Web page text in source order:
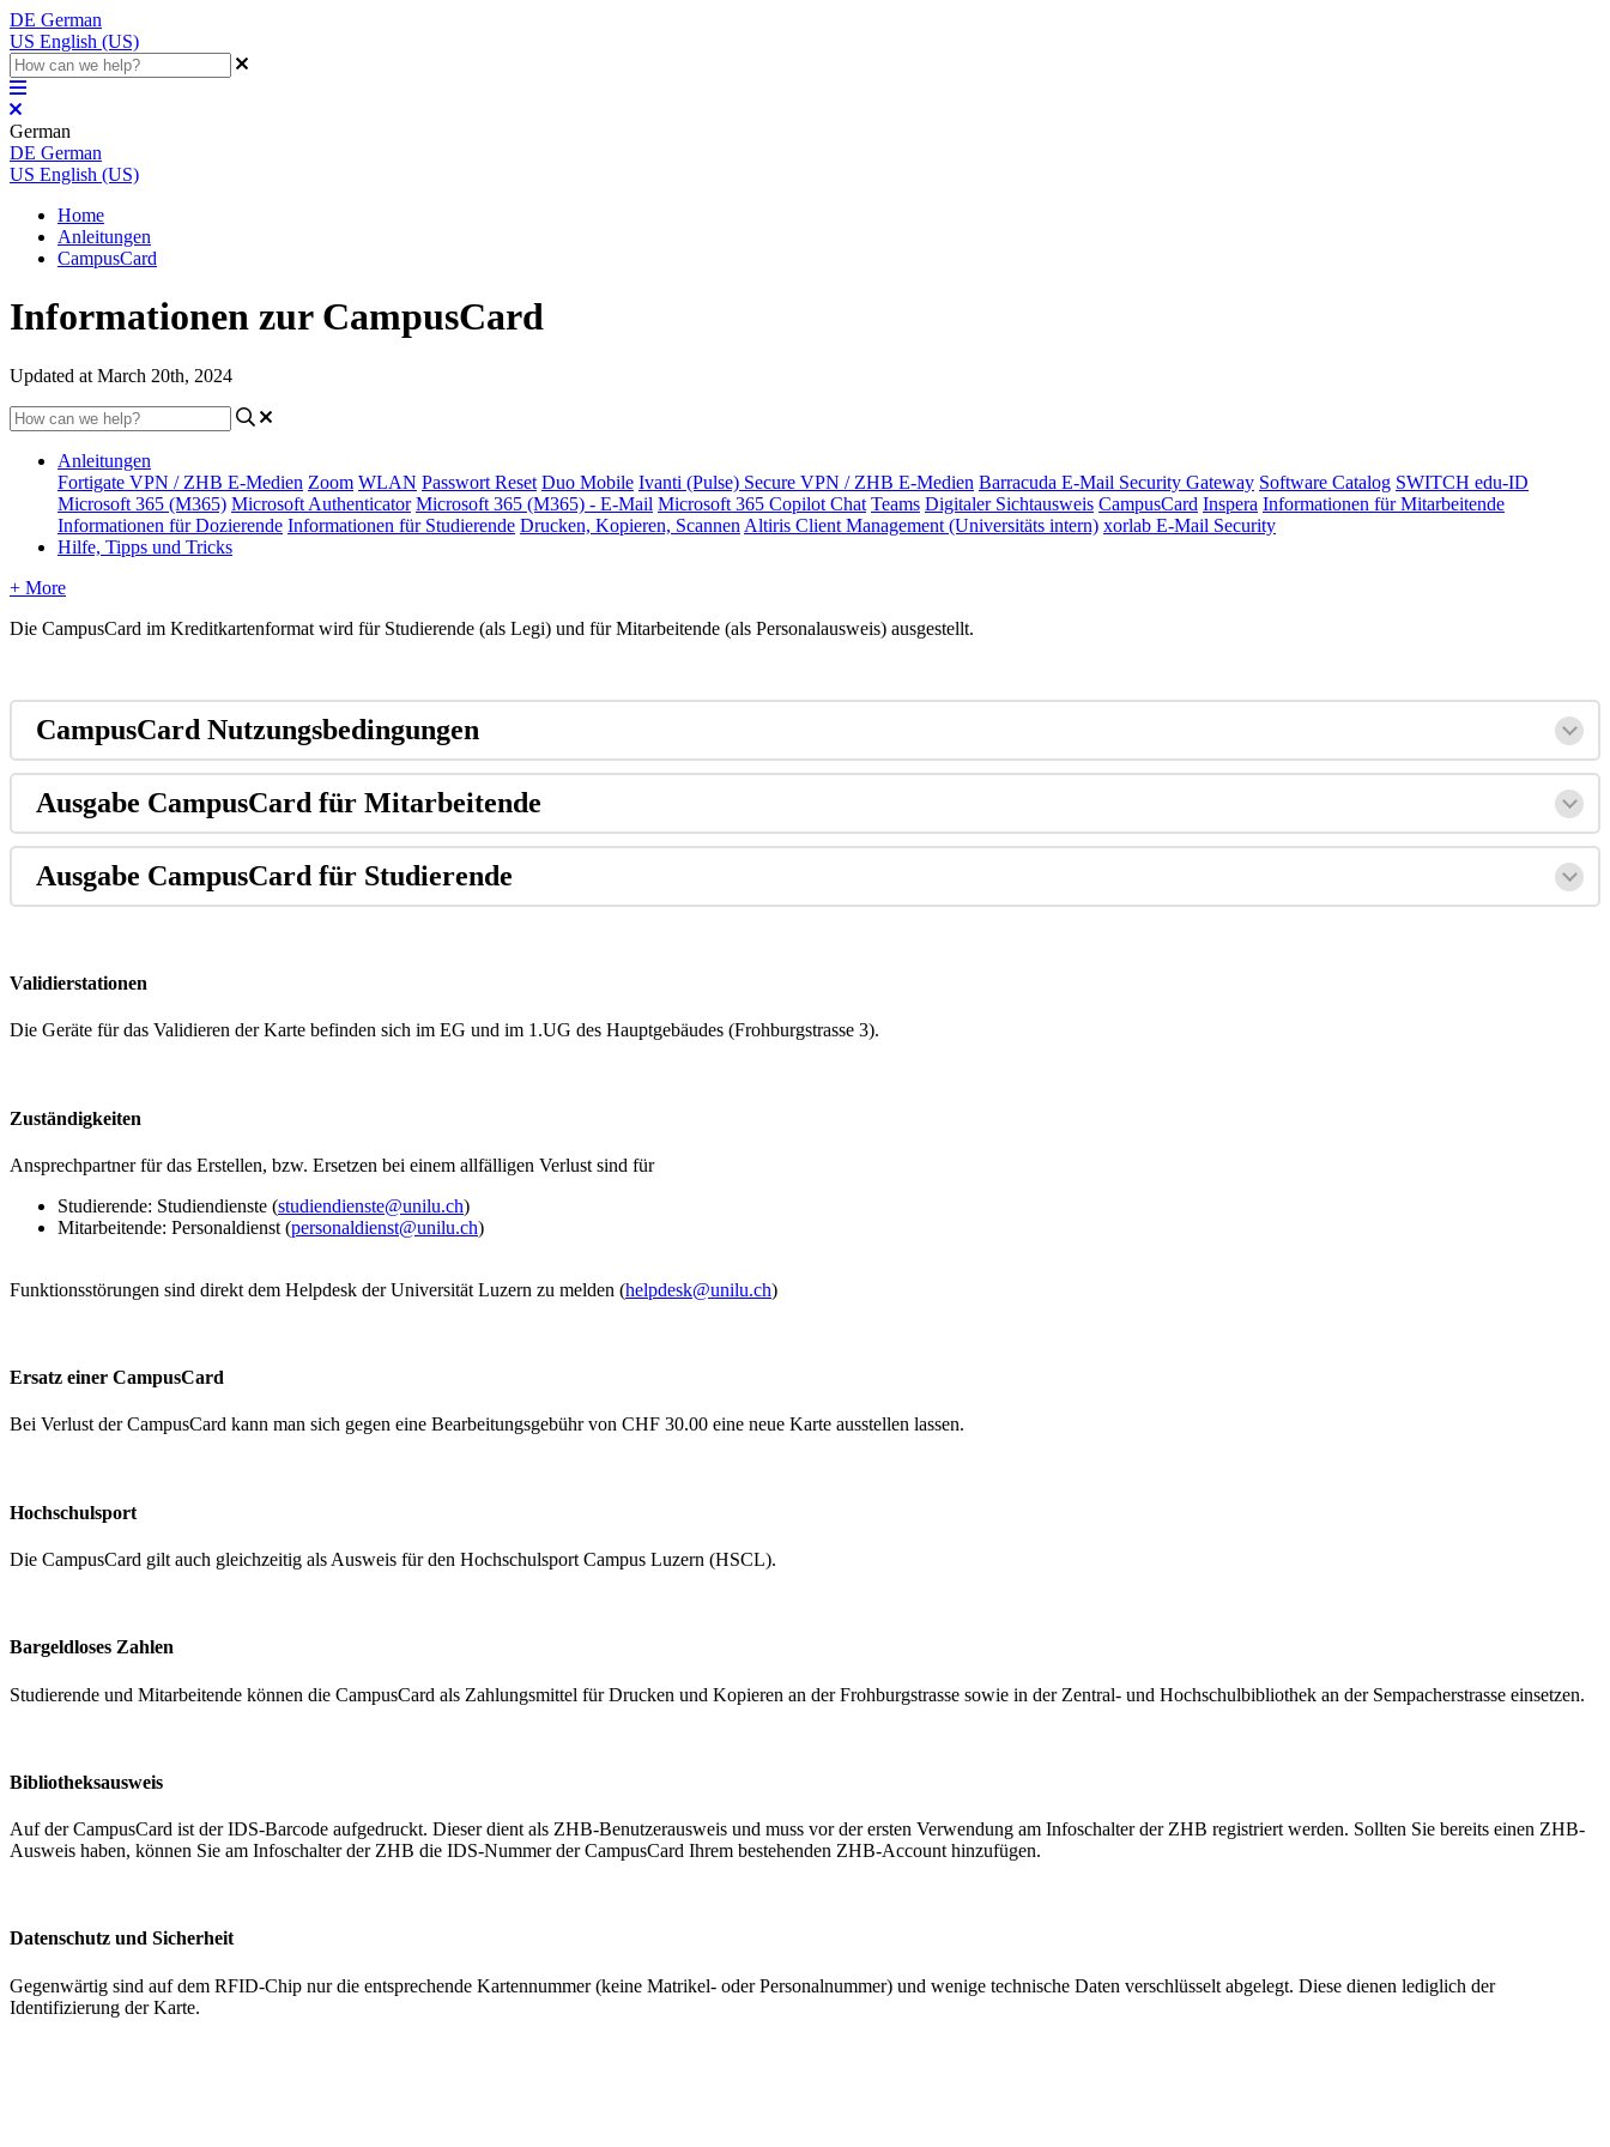
DE German
US English (US)
German
DE German
US English (US)
Home
Anleitungen
CampusCard
Informationen zur CampusCard
Updated at March 20th, 2024
Anleitungen
Fortigate VPN / ZHB E-Medien Zoom WLAN Passwort Reset Duo Mobile Ivanti (Pulse) Secure VPN / ZHB E-Medien Barracuda E-Mail Security Gateway Software Catalog SWITCH edu-ID
Microsoft 365 (M365) Microsoft Authenticator Microsoft 365 (M365) - E-Mail Microsoft 365 Copilot Chat Teams Digitaler Sichtausweis CampusCard Inspera Informationen für Mitarbeitende
Informationen für Dozierende Informationen für Studierende Drucken, Kopieren, Scannen Altiris Client Management (Universitäts intern) xorlab E-Mail Security
Hilfe, Tipps und Tricks
+ More
Die CampusCard im Kreditkartenformat wird für Studierende (als Legi) und für Mitarbeitende (als Personalausweis) ausgestellt.
CampusCard Nutzungsbedingungen
Ausgabe CampusCard für Mitarbeitende
Ausgabe CampusCard für Studierende
Validierstationen
Die Geräte für das Validieren der Karte befinden sich im EG und im 1.UG des Hauptgebäudes (Frohburgstrasse 3).
Zuständigkeiten
Ansprechpartner für das Erstellen, bzw. Ersetzen bei einem allfälligen Verlust sind für
Studierende: Studiendienste (studiendienste@unilu.ch)
Mitarbeitende: Personaldienst (personaldienst@unilu.ch)
Funktionsstörungen sind direkt dem Helpdesk der Universität Luzern zu melden (helpdesk@unilu.ch)
Ersatz einer CampusCard
Bei Verlust der CampusCard kann man sich gegen eine Bearbeitungsgebühr von CHF 30.00 eine neue Karte ausstellen lassen.
Hochschulsport
Die CampusCard gilt auch gleichzeitig als Ausweis für den Hochschulsport Campus Luzern (HSCL).
Bargeldloses Zahlen
Studierende und Mitarbeitende können die CampusCard als Zahlungsmittel für Drucken und Kopieren an der Frohburgstrasse sowie in der Zentral- und Hochschulbibliothek an der Sempacherstrasse einsetzen.
Bibliotheksausweis
Auf der CampusCard ist der IDS-Barcode aufgedruckt. Dieser dient als ZHB-Benutzerausweis und muss vor der ersten Verwendung am Infoschalter der ZHB registriert werden. Sollten Sie bereits einen ZHB-
Ausweis haben, können Sie am Infoschalter der ZHB die IDS-Nummer der CampusCard Ihrem bestehenden ZHB-Account hinzufügen.
Datenschutz und Sicherheit
Gegenwärtig sind auf dem RFID-Chip nur die entsprechende Kartennummer (keine Matrikel- oder Personalnummer) und wenige technische Daten verschlüsselt abgelegt. Diese dienen lediglich der
Identifizierung der Karte.